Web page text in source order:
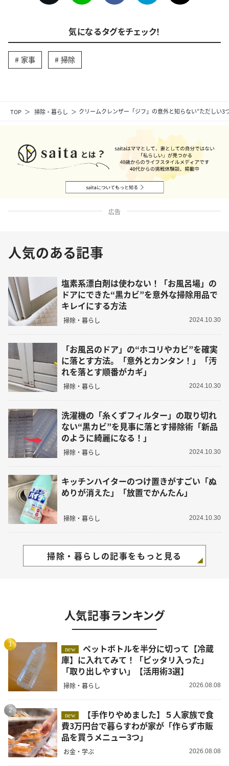
TOP 掃除・暮らし クリームクレンザー「ジフ」の意外と知らない“ただしい
気になるタグをチェック！
家事 掃除
広告
人気のある記事
塩素系漂白剤は使わない！「お風呂場」の
ドアにできた“黒カビ”を意外な掃除用品で
キレイにする方法
掃除・暮らし 2024.10.30
「お風呂のドア」の“ホコリやカビ”を確実
に落とす方法。「意外とカンタン！」「汚
れを落とす順番がカギ」
掃除・暮らし 2024.10.30
洗濯機の「糸くずフィルター」の取り切れ
ない“黒カビ”を見事に落とす掃除術「新品
のように綺麗になる！」
掃除・暮らし 2024.10.30
キッチンハイターのつけ置きがすごい「ぬ
めりが消えた」「放置でかんたん」
掃除・暮らし 2024.10.30
掃除・暮らしの記事をもっと見る
人気記事ランキング
1
new
ペットボトルを半分に切って【冷蔵
庫】に入れてみて！「ピッタリ入った」
「取り出しやすい」【活用術3選】
掃除・暮らし 2026.08.08
2
new
費3万円台で暮らすわが家が「作らず市販
品を買うメニュー3つ」
お金・学ぶ 2026.08.08